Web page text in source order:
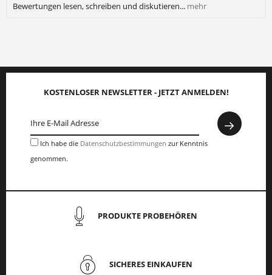
Bewertungen lesen, schreiben und diskutieren... mehr
KOSTENLOSER NEWSLETTER - JETZT ANMELDEN!
Ich habe die Datenschutzbestimmungen zur Kenntnis
genommen.
PRODUKTE PROBEHÖREN
SICHERES EINKAUFEN